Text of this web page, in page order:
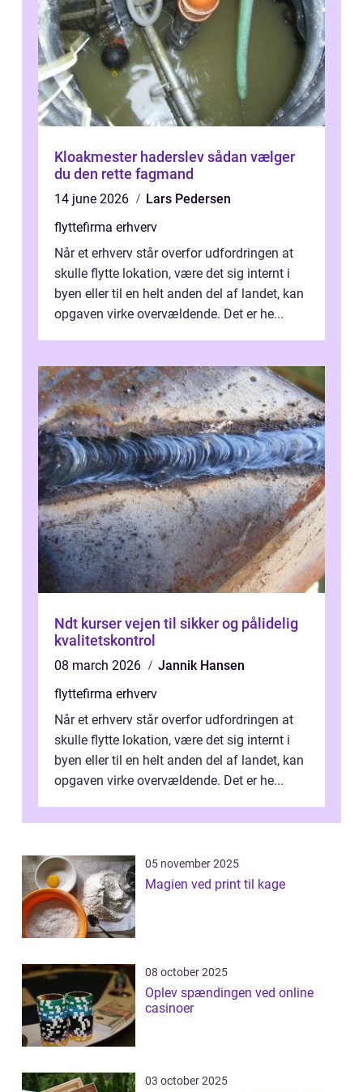
Kloakmester haderslev sådan vælger
du den rette fagmand
14 june 2026
Lars Pedersen
flyttefirma erhverv
Når et erhverv står overfor udfordringen at
skulle flytte lokation, være det sig internt i
byen eller til en helt anden del af landet, kan
opgaven virke overvældende. Det er he...
Ndt kurser vejen til sikker og pålidelig
kvalitetskontrol
08 march 2026
Jannik Hansen
flyttefirma erhverv
Når et erhverv står overfor udfordringen at
skulle flytte lokation, være det sig internt i
byen eller til en helt anden del af landet, kan
opgaven virke overvældende. Det er he...
05 november 2025
Magien ved print til kage
08 october 2025
Oplev spændingen ved online
casinoer
03 october 2025